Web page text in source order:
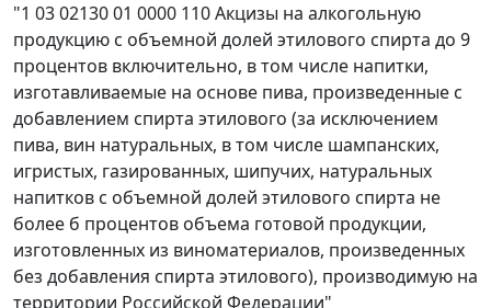
"1 03 02130 01 0000 110 Акцизы на алкогольную
продукцию с объемной долей этилового спирта до 9
процентов включительно, в том числе напитки,
изготавливаемые на основе пива, произведенные с
добавлением спирта этилового (за исключением
пива, вин натуральных, в том числе шампанских,
игристых, газированных, шипучих, натуральных
напитков с объемной долей этилового спирта не
более б процентов объема готовой продукции,
изготовленных из виноматериалов, произведенных
без добавления спирта этилового), производимую на
территории Российской Федерации"